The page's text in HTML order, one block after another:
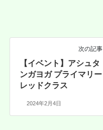
次の記事
【イベント】アシュタ
ンガヨガ プライマリー
レッドクラス
2024年2月4日